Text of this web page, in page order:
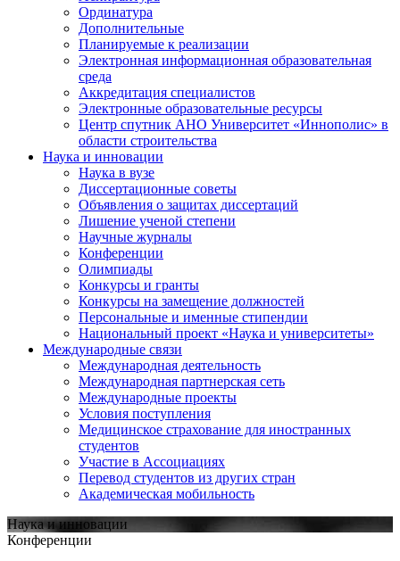
Ординатура
Дополнительные
Планируемые к реализации
Электронная информационная образовательная
среда
Аккредитация специалистов
Электронные образовательные ресурсы
Центр спутник АНО Университет «Иннополис» в
области строительства
Наука и инновации
Наука в вузе
Диссертационные советы
Объявления о защитах диссертаций
Лишение ученой степени
Научные журналы
Конференции
Олимпиады
Конкурсы и гранты
Конкурсы на замещение должностей
Персональные и именные стипендии
Национальный проект «Наука и университеты»
Международные связи
Международная деятельность
Международная партнерская сеть
Международные проекты
Условия поступления
Медицинское страхование для иностранных
студентов
Участие в Ассоциациях
Перевод студентов из других стран
Академическая мобильность
Наука и инновации
Конференции